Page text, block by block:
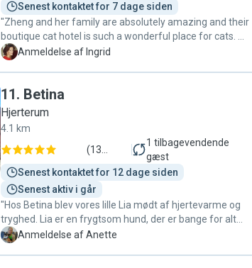
Senest kontaktet for 7 dage siden
"Zheng and her family are absolutely amazing and their
boutique cat hotel is such a wonderful place for cats. 🤩
Zheng is great with all kinds of cats, and made my cat
progress. I would have given 6 stars if I could. ⭐️⭐️⭐️⭐️⭐️⭐️"
I Anmeldelse af Ingrid
11. Betina
Hjerterum
4.1 km
(13
anmeldelser)
1 tilbagevendende
gæst
Senest kontaktet for 12 dage siden
Senest aktiv i går
"Hos Betina blev vores lille Lia mødt af hjertevarme og
tryghed. Lia er en frygtsom hund, der er bange for alt
nyt også mennesker, hun ikke kender, så hun er ikke
A Anmeldelse af Anette